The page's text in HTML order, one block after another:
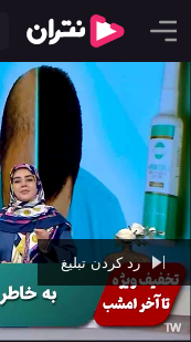
رد کردن تبلیغ
00:41